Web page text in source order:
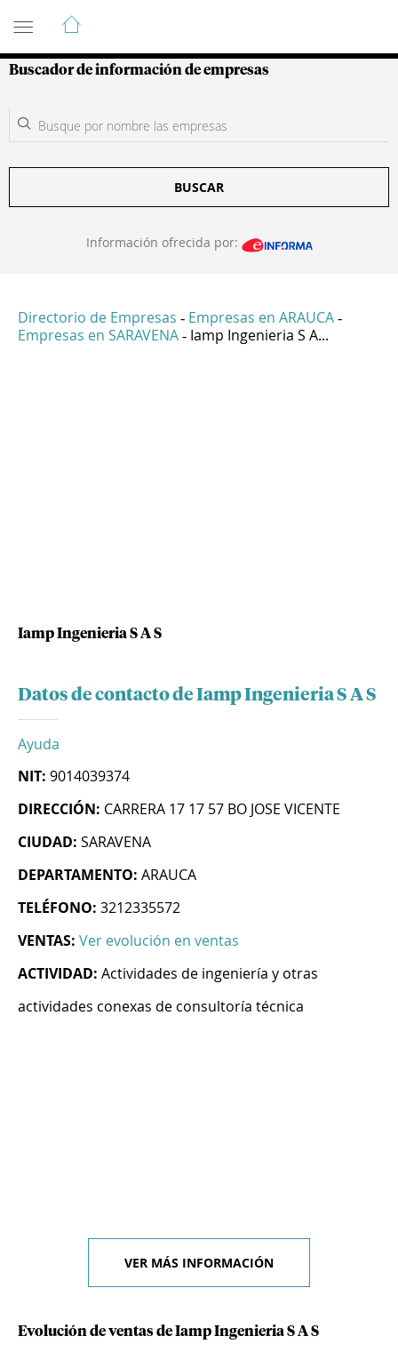
Guía de Empresas Colombianas
Buscador de información de empresas
BUSCAR
Información ofrecida por:
Directorio de Empresas - Empresas en ARAUCA -
Empresas en SARAVENA - Iamp Ingenieria S A...
Iamp Ingenieria S A S
Datos de contacto de Iamp Ingenieria S A S
Ayuda
NIT: 9014039374
DIRECCIÓN: CARRERA 17 17 57 BO JOSE VICENTE
CIUDAD: SARAVENA
DEPARTAMENTO: ARAUCA
TELÉFONO: 3212335572
VENTAS: Ver evolución en ventas
ACTIVIDAD: Actividades de ingeniería y otras
actividades conexas de consultoría técnica
VER MÁS INFORMACIÓN
Evolución de ventas de Iamp Ingenieria S A S